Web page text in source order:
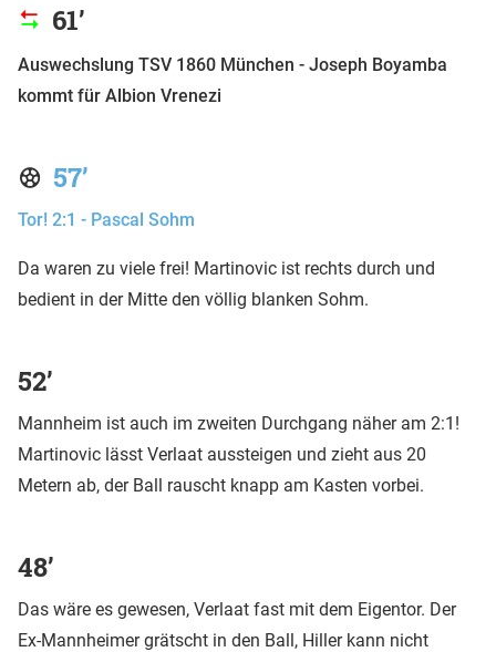
61’
Auswechslung TSV 1860 München - Joseph Boyamba
kommt für Albion Vrenezi
57’
Tor! 2:1 - Pascal Sohm
Da waren zu viele frei! Martinovic ist rechts durch und
bedient in der Mitte den völlig blanken Sohm.
52’
Mannheim ist auch im zweiten Durchgang näher am 2:1!
Martinovic lässt Verlaat aussteigen und zieht aus 20
Metern ab, der Ball rauscht knapp am Kasten vorbei.
48’
Das wäre es gewesen, Verlaat fast mit dem Eigentor. Der
Ex-Mannheimer grätscht in den Ball, Hiller kann nicht